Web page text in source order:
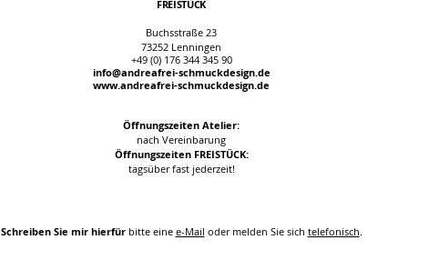
FREISTÜCK
Buchsstraße 23
73252 Lenningen
+49 (0) 176 344 345 90
info@andreafrei-schmuckdesign.de
www.andreafrei-schmuckdesign.de
Öffnungszeiten Atelier:
nach Vereinbarung
Öffnungszeiten FREISTÜCK:
tagsüber fast jederzeit!
Schreiben Sie mir hierfür bitte eine e-Mail oder melden Sie sich telefonisch